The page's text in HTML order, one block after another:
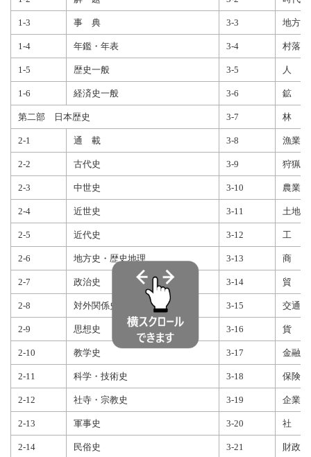
1-3 事 典 3-3 地方
1-4 年鑑・年表 3-4 村落
1-5 歴史一般 3-5 人 口
1-6 経済史一般 3-6 鉱 業
第二部 日本歴史 3-7 林 業
2-1 通 載 3-8 漁業
2-2 古代史 3-9 狩猟
2-3 中世史 3-10 農業
2-4 近世史 3-11 土地
2-5 近代史 3-12 工 業
2-6 地方史・歴史地理 3-13 商 業
2-7 政治史 3-14 貿 易
2-8 対外関係史 3-15 交通
2-9 思想史 3-16 貨 幣
2-10 教学史 3-17 金融
2-11 科学・技術史 3-18 保険
2-12 社寺・宗教史 3-19 企業
2-13 軍事史 3-20 社 史
2-14 民俗史 3-21 財政